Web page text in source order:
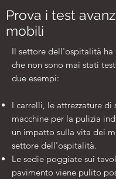
Il settore dell'ospitalità ha
che non sono mai stati
due esempi:
I carrelli, le attrezzature di
macchine per la pulizia
un impatto sulla vita dei
settore dell'ospitalità.
Le sedie poggiate sui
pavimento viene pulito
Prova i test
mobili